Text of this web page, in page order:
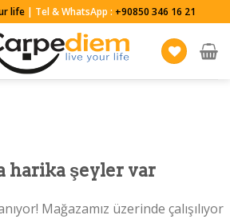
life| Tel & WhatsApp : +90850 346 16 21
harika şeyler var
Mağazamız üzerinde çalışılıyor